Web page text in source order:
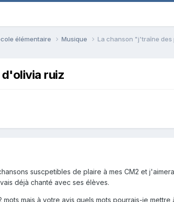
élémentaire Musique La chanson "j'traîne
ruiz
suscpetibles de plaire à mes CM2 et
déjà chanté avec ses élèves.
mais à votre avis quels mots pourrais-je mettre